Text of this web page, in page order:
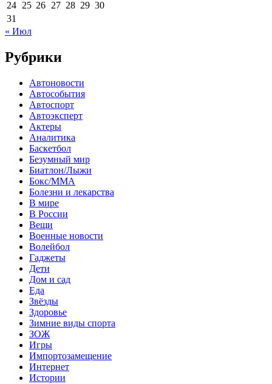
24 25 26 27 28 29 30
31
« Июл
Рубрики
Автоновости
Автособытия
Автоспорт
Автоэксперт
Актеры
Аналитика
Баскетбол
Безумный мир
Биатлон/Лыжи
Бокс/MMA
Болезни и лекарства
В мире
В России
Вещи
Военные новости
Волейбол
Гаджеты
Дети
Дом и сад
Еда
Звёзды
Здоровье
Зимние виды спорта
ЗОЖ
Игры
Импортозамещение
Интернет
Истории